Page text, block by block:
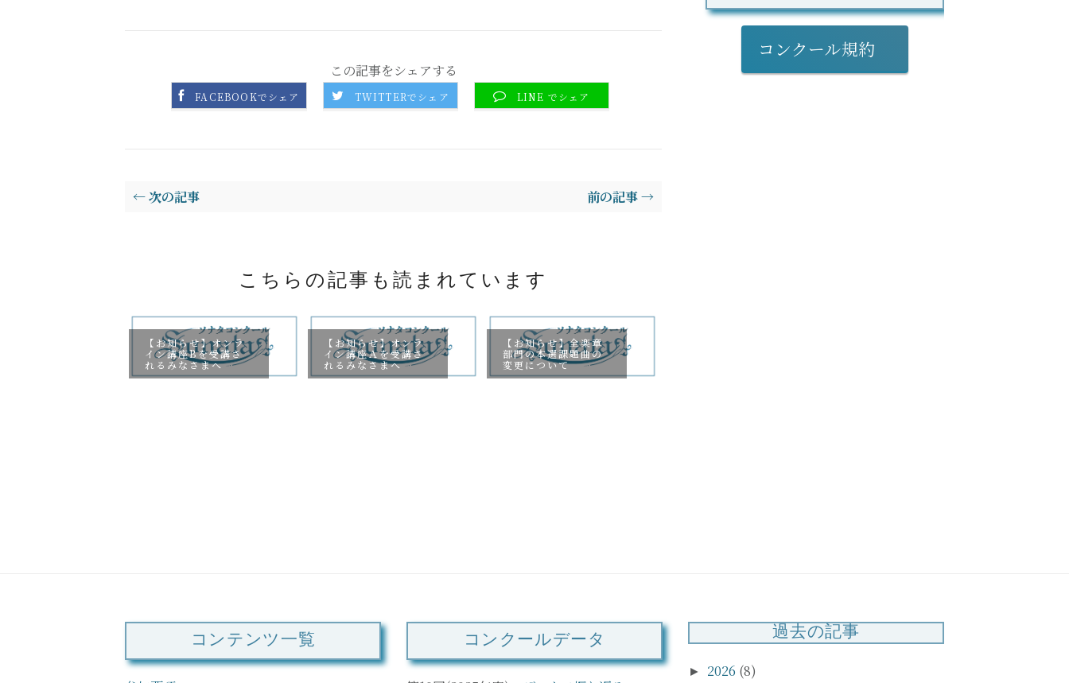
この記事をシェアする
FACEBOOKでシェア TWITTERでシェア LINE でシェア
← 次の記事 前の記事 →
こちらの記事も読まれています
【お知らせ】オンラ
イン講座Bを受講さ
れるみなさまへ
【お知らせ】オンラ
イン講座Ａを受講さ
れるみなさまへ
【お知らせ】全楽章
部門の本選課題曲の
変更について
コンクール規約
コンテンツ一覧 コンクールデータ 過去の記事
► 2026 (8)